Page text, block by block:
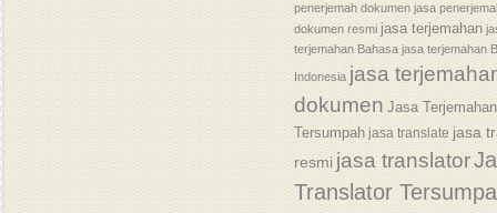
penerjemah dokumen jasa
dokumen resmi jasa terjemahan
terjemahan Bahasa jasa terjemahan
Indonesia jasa
dokumen Jasa Terjemahan
Tersumpah jasa translate jasa
resmi jasa translator
Translator